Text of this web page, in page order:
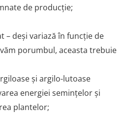
de producție;
– deși variază în funcție de
porumbul, aceasta trebuie
și argilo-lutoase
energiei semințelor și
plantelor;